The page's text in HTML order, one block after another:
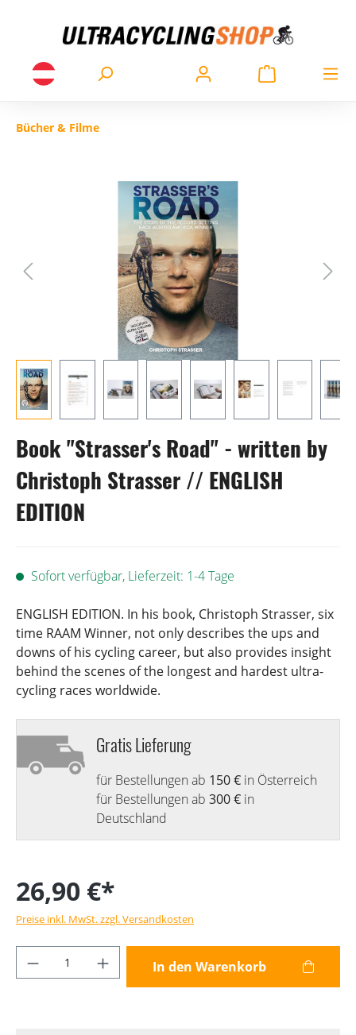
Bücher & Filme
Book "Strasser's Road" - written by
Christoph Strasser // ENGLISH
EDITION
Sofort verfügbar, Lieferzeit: 1-4 Tage
ENGLISH EDITION. In his book, Christoph Strasser, six
time RAAM Winner, not only describes the ups and
downs of his cycling career, but also provides insight
behind the scenes of the longest and hardest ultra-
cycling races worldwide.
Gratis Lieferung
für Bestellungen ab 150 € in Österreich
für Bestellungen ab 300 € in
Deutschland
26,90 €*
Preise inkl. MwSt. zzgl. Versandkosten
Produkt Anzahl: Gib den gewünschten
In den Warenkorb